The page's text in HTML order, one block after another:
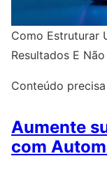
Como Estruturar
Resultados E
Conteúdo
Aumente
com